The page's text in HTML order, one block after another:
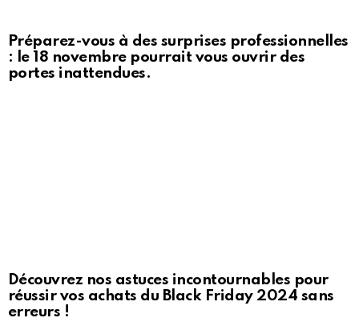
Préparez-vous à des surprises professionnelles
: le 18 novembre pourrait vous ouvrir des
portes inattendues.
Découvrez nos astuces incontournables pour
réussir vos achats du Black Friday 2024 sans
erreurs !